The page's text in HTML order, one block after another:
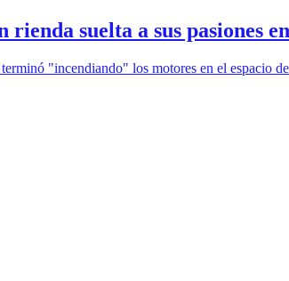
suelta a sus pasiones
"incendiando" los motores en el espacio